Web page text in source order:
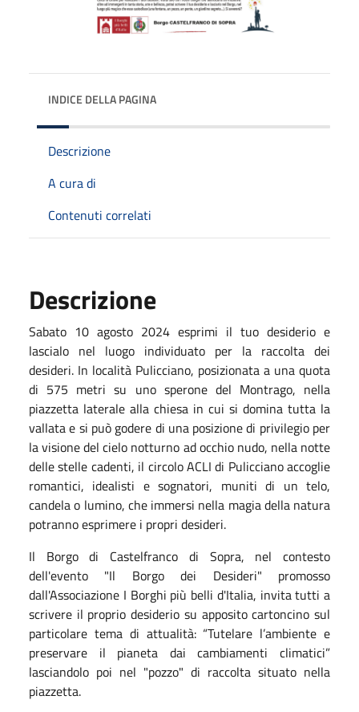
INDICE DELLA PAGINA
Descrizione
A cura di
Contenuti correlati
Descrizione
Sabato 10 agosto 2024 esprimi il tuo desiderio e
lascialo nel luogo individuato per la raccolta dei
desideri. In località Pulicciano, posizionata a una quota
di 575 metri su uno sperone del Montrago, nella
piazzetta laterale alla chiesa in cui si domina tutta la
vallata e si può godere di una posizione di privilegio per
la visione del cielo notturno ad occhio nudo, nella notte
delle stelle cadenti, il circolo ACLI di Pulicciano accoglie
romantici, idealisti e sognatori, muniti di un telo,
candela o lumino, che immersi nella magia della natura
potranno esprimere i propri desideri.
Il Borgo di Castelfranco di Sopra, nel contesto
dell'evento "Il Borgo dei Desideri" promosso
dall'Associazione I Borghi più belli d'Italia, invita tutti a
scrivere il proprio desiderio su apposito cartoncino sul
particolare tema di attualità: “Tutelare l’ambiente e
preservare il pianeta dai cambiamenti climatici”
lasciandolo poi nel "pozzo" di raccolta situato nella
piazzetta.